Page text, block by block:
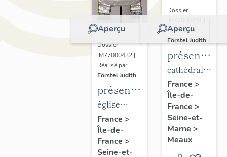
Aperçu
Dossier
IM77000432 |
Réalisé par
Förstel Judith
présentation
du
mobilier
de
l'église
église
paroissiale
Notre-
Dame du
France >
Île-de-
France >
Seine-et-
Aperçu
Dossier
Réalisé par
Förstel Judith
du
mobilier
de la
cathédrale
de
Meaux
cathédrale
Saint-
Etienne
France >
Île-de-
France >
Seine-et-
Marne >
Meaux